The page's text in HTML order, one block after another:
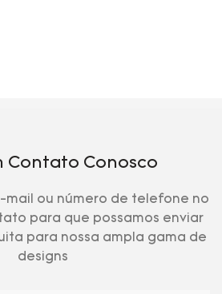
Contato Conosco
mail ou número de telefone no
para que possamos enviar
para nossa ampla gama de
designs